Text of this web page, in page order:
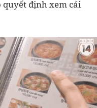
quyết định xem cái